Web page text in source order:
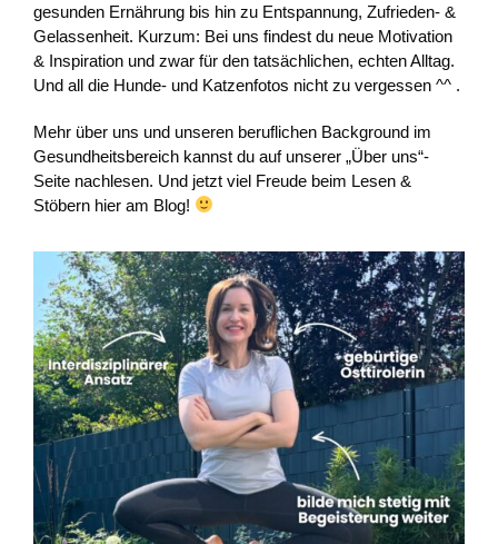
gesunden Ernährung bis hin zu Entspannung, Zufrieden- &
Gelassenheit. Kurzum: Bei uns findest du neue Motivation
& Inspiration und zwar für den tatsächlichen, echten Alltag.
Und all die Hunde- und Katzenfotos nicht zu vergessen ^^ .
Mehr über uns und unseren beruflichen Background im
Gesundheitsbereich kannst du auf unserer „Über uns“-
Seite nachlesen. Und jetzt viel Freude beim Lesen &
Stöbern hier am Blog!